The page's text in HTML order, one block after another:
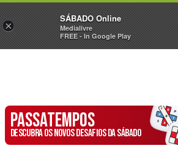
Sábado Assine
PASSATEMPOS
DESCUBRA OS NOVOS DESAFIOS DA SÁBADO
×
SÁBADO Online
Medialivre
FREE - In Google Play